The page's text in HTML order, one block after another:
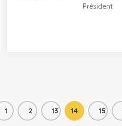
Président
1 2 13 14 15